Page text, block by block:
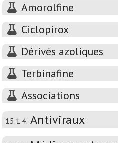
Amorolfine
Ciclopirox
Dérivés azoliques
Terbinafine
Associations
15.1.4. Antiviraux